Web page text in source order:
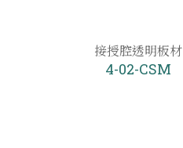
接授腔透明板材
4-02-CSM